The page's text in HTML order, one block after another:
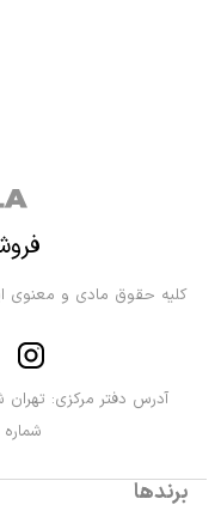
کلیه حقوق مادی و معنوی
آدرس دفتر مرکزی: تهران شهرک غرب فاز
شماره
برندها